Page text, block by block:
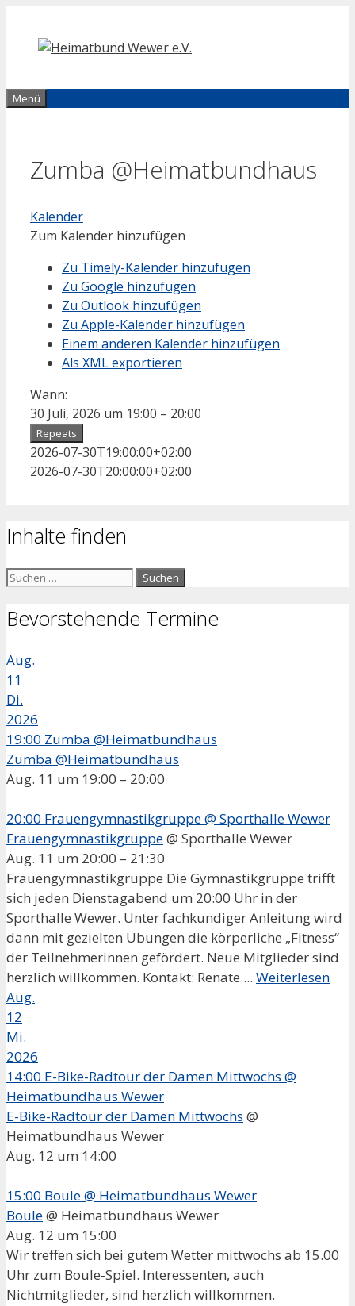
Inhalt
springen
Menü
Zumba @Heimatbundhaus
Kalender
Zum Kalender hinzufügen
Zu Timely-Kalender hinzufügen
Zu Google hinzufügen
Zu Outlook hinzufügen
Zu Apple-Kalender hinzufügen
Einem anderen Kalender hinzufügen
Als XML exportieren
Wann:
30 Juli, 2026 um 19:00 – 20:00
Repeats
2026-07-30T19:00:00+02:00
2026-07-30T20:00:00+02:00
Inhalte finden
Suchen
Bevorstehende Termine
Aug.
11
Di.
2026
19:00 Zumba @Heimatbundhaus
Zumba @Heimatbundhaus
Aug. 11 um 19:00 – 20:00
20:00 Frauengymnastikgruppe@ Sporthalle Wewer
Frauengymnastikgruppe@ Sporthalle Wewer
Aug. 11 um 20:00 – 21:30
Frauengymnastikgruppe Die Gymnastikgruppe trifft
sich jeden Dienstagabend um 20:00 Uhr in der
Sporthalle Wewer. Unter fachkundiger Anleitung wird
dann mit gezielten Übungen die körperliche „Fitness“
der Teilnehmerinnen gefördert. Neue Mitglieder sind
herzlich willkommen. Kontakt: Renate ... Weiterlesen
Aug.
12
Mi.
2026
14:00 E-Bike-Radtour der Damen Mittwochs @
Heimatbundhaus Wewer
E-Bike-Radtour der Damen Mittwochs @
Heimatbundhaus Wewer
Aug. 12 um 14:00
15:00 Boule@ Heimatbundhaus Wewer
Boule@ Heimatbundhaus Wewer
Aug. 12 um 15:00
Wir treffen sich bei gutem Wetter mittwochs ab 15.00
Uhr zum Boule-Spiel. Interessenten, auch
Nichtmitglieder, sind herzlich willkommen.